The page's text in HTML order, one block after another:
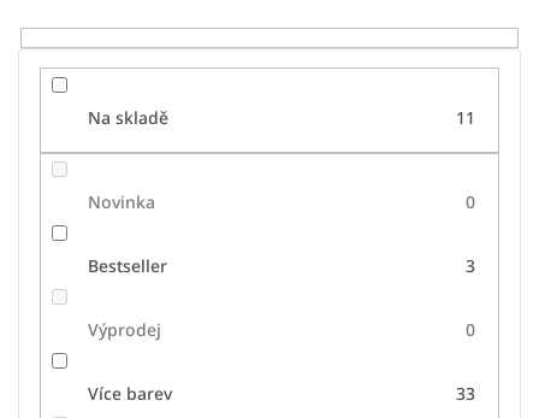
Na skladě 11
Novinka 0
Bestseller 3
Výprodej 0
Více barev 33